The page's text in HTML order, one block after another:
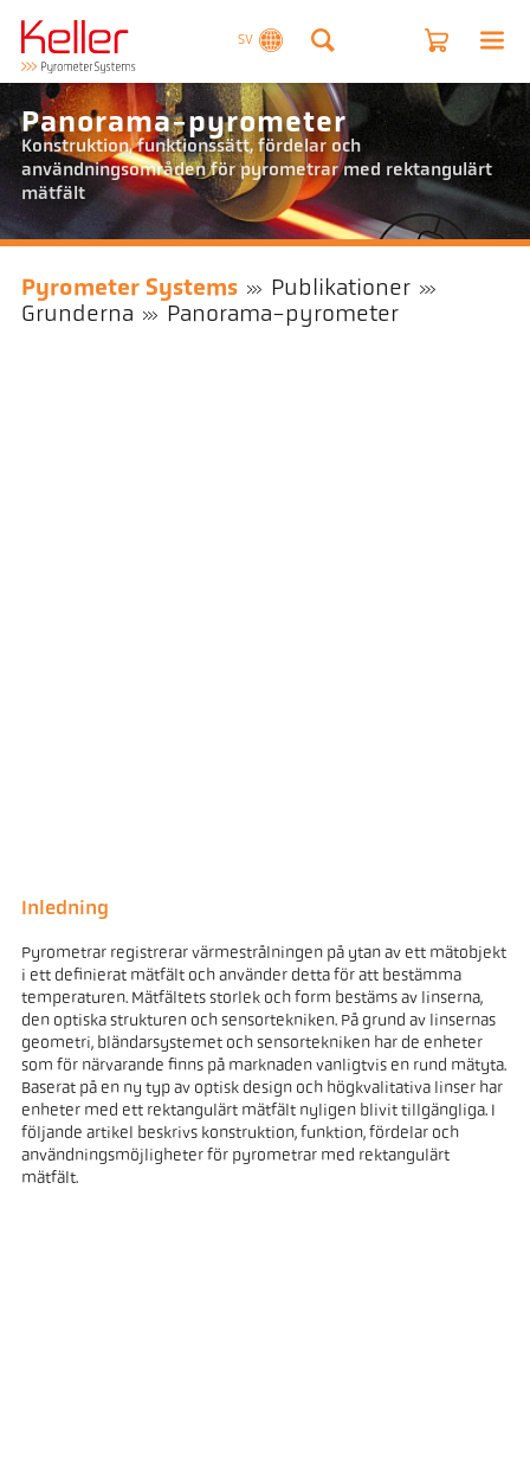
SV
Panorama-pyrometer
Konstruktion, funktionssätt, fördelar och
användningsområden för pyrometrar med rektangulärt
mätfält
Pyrometer Systems
Publikationer
Grunderna
Panorama-pyrometer
Inledning
Pyrometrar registrerar värmestrålningen på ytan av ett mätobjekt
i ett definierat mätfält och använder detta för att bestämma
temperaturen. Mätfältets storlek och form bestäms av linserna,
den optiska strukturen och sensortekniken. På grund av linsernas
geometri, bländarsystemet och sensortekniken har de enheter
som för närvarande finns på marknaden vanligtvis en rund mätyta.
Baserat på en ny typ av optisk design och högkvalitativa linser har
enheter med ett rektangulärt mätfält nyligen blivit tillgängliga. I
följande artikel beskrivs konstruktion, funktion, fördelar och
användningsmöjligheter för pyrometrar med rektangulärt
mätfält.